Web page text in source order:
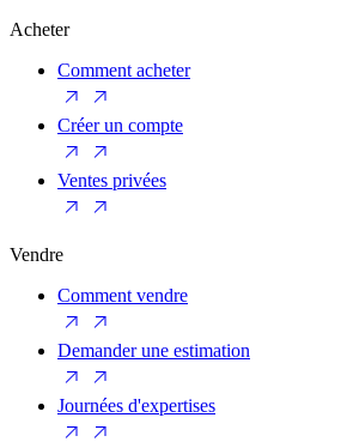
Acheter
Comment acheter
Créer un compte
Ventes privées
Vendre
Comment vendre
Demander une estimation
Journées d'expertises